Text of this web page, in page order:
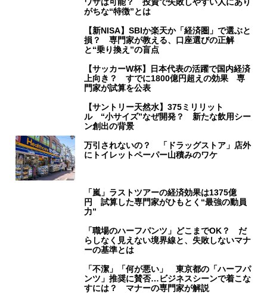
がちな“特徴”とは
【新NISA】SBIか楽天か「経済圏」で選ぶと
損？ 専門家が教える、口座選びの正解
と“乗り換え”の盲点
【サッカーW杯】日本代表の活躍で国内経済
上向き？ すでに1800億円超えの効果 専
門家が試算を公表
【サントリー天然水】375ミリリット
ル “小サイズ”なぜ開発？ 新たな飲用シー
ン創出の背景
万引されないの？ 「ドラッグストア」店外
にトイレットペーパー山積みのワケ
「嵐」ラストツアーの経済効果は1375億
円 試算した専門家がひもとく“最強の動員
力”
「職場のハーフパンツ」どこまでOK？ だ
らしなく見えない境界線と、失敗しないマナ
ーの基準とは
「不潔」「何が悪い」 東京都の「ハーフパ
ンツ」推奨に賛否…ビジネスシーンで着こな
すには？ マナーの専門家が解説